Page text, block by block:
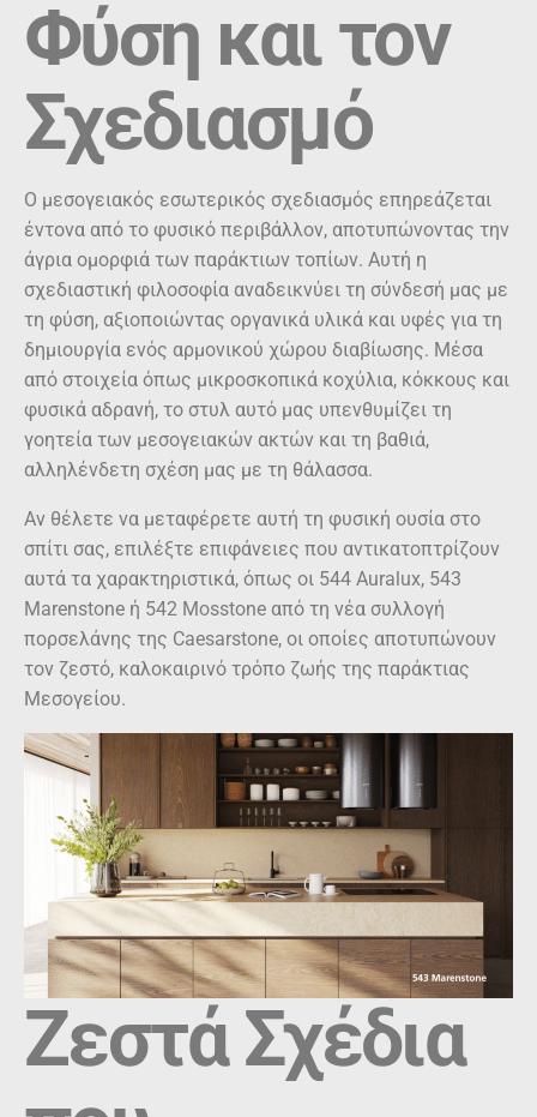
Φύση και τον
Σχεδιασμό
Ο μεσογειακός εσωτερικός σχεδιασμός επηρεάζεται
έντονα από το φυσικό περιβάλλον, αποτυπώνοντας την
άγρια ομορφιά των παράκτιων τοπίων. Αυτή η
σχεδιαστική φιλοσοφία αναδεικνύει τη σύνδεσή μας με
τη φύση, αξιοποιώντας οργανικά υλικά και υφές για τη
δημιουργία ενός αρμονικού χώρου διαβίωσης. Μέσα
από στοιχεία όπως μικροσκοπικά κοχύλια, κόκκους και
φυσικά αδρανή, το στυλ αυτό μας υπενθυμίζει τη
γοητεία των μεσογειακών ακτών και τη βαθιά,
αλληλένδετη σχέση μας με τη θάλασσα.
Αν θέλετε να μεταφέρετε αυτή τη φυσική ουσία στο
σπίτι σας, επιλέξτε επιφάνειες που αντικατοπτρίζουν
αυτά τα χαρακτηριστικά, όπως οι 544 Auralux, 543
Marenstone ή 542 Mosstone από τη νέα συλλογή
πορσελάνης της Caesarstone, οι οποίες αποτυπώνουν
τον ζεστό, καλοκαιρινό τρόπο ζωής της παράκτιας
Μεσογείου.
Ζεστά Σχέδια